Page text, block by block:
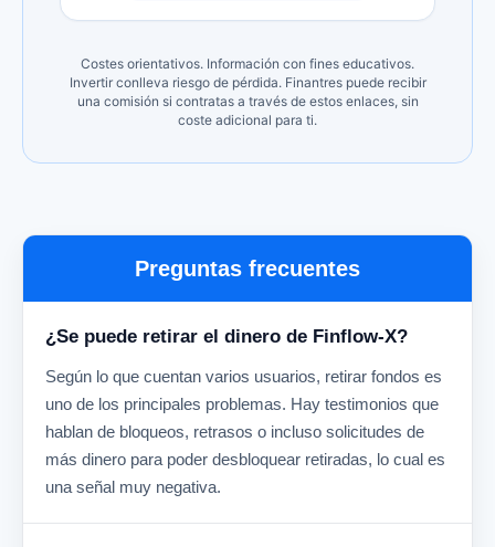
Costes orientativos. Información con fines educativos.
Invertir conlleva riesgo de pérdida. Finantres puede recibir
una comisión si contratas a través de estos enlaces, sin
coste adicional para ti.
Preguntas frecuentes
¿Se puede retirar el dinero de Finflow-X?
Según lo que cuentan varios usuarios, retirar fondos es
uno de los principales problemas. Hay testimonios que
hablan de bloqueos, retrasos o incluso solicitudes de
más dinero para poder desbloquear retiradas, lo cual es
una señal muy negativa.